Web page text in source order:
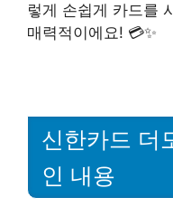
렇게 손쉽게 카드를
매력적이에요! 💳✨
신한카드 더
인 내용